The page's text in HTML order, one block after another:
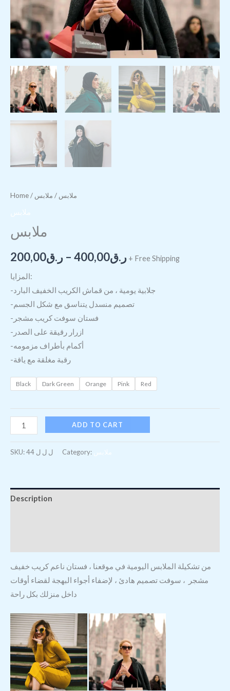
Home/ ملابس / ملابس
ملابس
ملابس
ر.ق200,00 – ر.ق400,00 + Free Shipping
المزايا:
-جلابية يومية ، من قماش الكريب الخفيف البارد
-تصميم منسدل يتناسق مع شكل الجسم
-فستان سوفت كريب مشجر
-ازرار رقيقة على الصدر
-أكمام بأطراف مزمومه
-رقبة مغلقة مع ياقة
Black Dark Green Orange Pink Red
ADD TO CART
SKU: ل ل ل 44 Category: ملابس
Description
من تشكيلة الملابس اليومية في موقعنا ، فستان ناعم كريب خفيف
مشجر ، سوفت تصميم هادئ ، لإضفاء أجواء البهجة لقضاء أوقات
داخل منزلك بكل راحة